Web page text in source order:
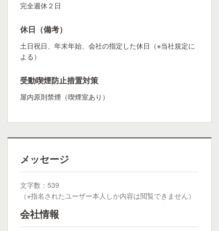
完全週休２日
休日（備考）
土日祝日、年末年始、会社の指定した休日（※当社規定に
よる）
受動喫煙防止措置対策
屋内原則禁煙（喫煙室あり）
メッセージ
文字数：539
（※指名されたユーザー本人しか内容は閲覧できません）
会社情報